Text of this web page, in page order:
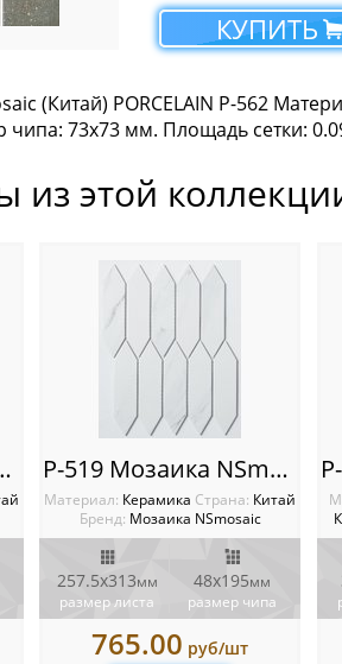
КУПИТЬ
(Китай) PORCELAIN P-562
чипа: 73x73 мм. Площадь сетки:
из этой
NSmosaic P-519 Мозаика NSmosaic
Материал: Керамика Cтрана: Китай
Бренд: Мозаика NSmosaic
257.5x313мм
размер листа
48x195мм
размер чипа
765.00 руб/шт